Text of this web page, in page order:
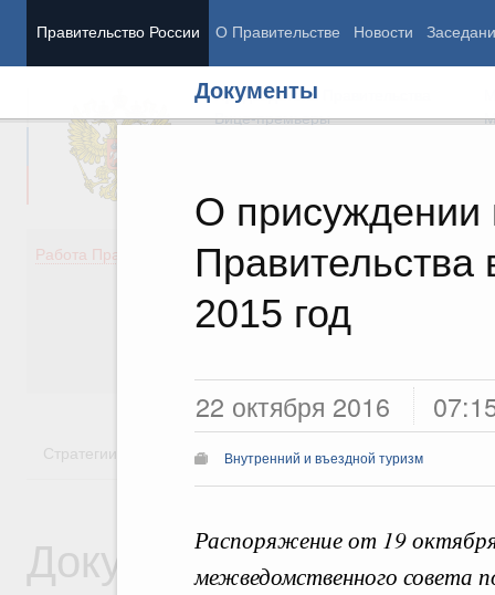
Правительство России О Правительстве Новости
Документы
О присуждении
Правительства
2015 год
22 октября 2016
Внутренний и въездной туризм
Распоряжение от 19
межведомственного совета
Председатель Правительства
Вице-премьеры
Работа Правительства
Демография
Здоровье
Культура
Стратегии Государственные программы
Документы